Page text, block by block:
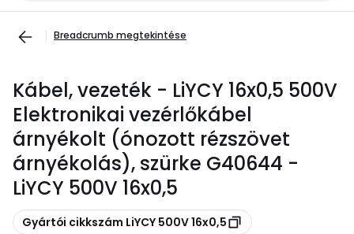
Breadcrumb megtekintése
Kábel, vezeték - LiYCY 16x0,5 500V
Elektronikai vezérlőkábel
árnyékolt (ónozott rézszövet
árnyékolás), szürke G40644 -
LiYCY 500V 16x0,5
Másolás
Gyártói cikkszám LiYCY 500V 16x0,5